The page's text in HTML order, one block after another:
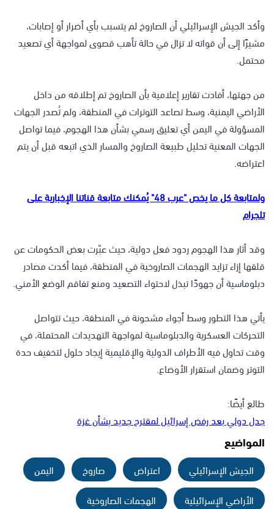
وأكد الجيش الإسرائيلي أن الصاروخ لم يتسبب بأي أضرار أو إصابات،
مشيرًا إلى أن قواته لا تزال في حالة تأهب قصوى لمواجهة أي تصعيد
محتمل.
من جهتها، أفادت تقارير إعلامية بأن الصاروخ تم إطلاقه من داخل
الأراضي اليمنية، وسط تصاعد التوترات في المنطقة، ولم تُصدر الجهات
المسؤولة في اليمن أي تعليق رسمي بشأن هذا الهجوم، فيما تواصل
الجهات المعنية تحليل طبيعة الصاروخ والمسار الذي اتبعه قبل أن يتم
اعتراضه.
ولمتابعة كل ما يخص "عرب 48" يُمكنك متابعة قناتنا الإخبارية على
تلجرام
وقد أثار هذا الهجوم ردود فعل دولية، حيث عبّرت بعض الحكومات عن
قلقها إزاء تزايد الهجمات الصاروخية في المنطقة، فيما أكدت مصادر
دبلوماسية أن جهودًا تبذل لاحتواء التصعيد ومنع تفاقم الوضع الأمني.
يأتي هذا التطور وسط أجواء مشحونة في المنطقة، حيث تتواصل
التحركات العسكرية والدبلوماسية لمواجهة التهديدات المحتملة، في
وقت تحاول فيه الأطراف الدولية والإقليمية إيجاد حلول لتخفيف حدة
التوتر وضمان استقرار الأوضاع.
طالع أيضًا:
جدل دولي بعد رفض إسرائيل لمقترح جديد بشأن غزة
المواضيع
الجيش الإسرائيلي اعتراض صاروخ
اليمن
الأراضي الإسرائيلية
الهجمات الصاروخية